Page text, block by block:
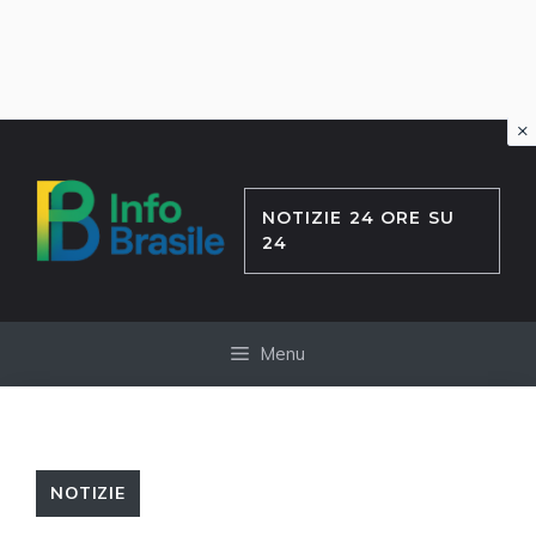
contenuto
NOTIZIE 24 ORE SU
24
Menu
NOTIZIE
×